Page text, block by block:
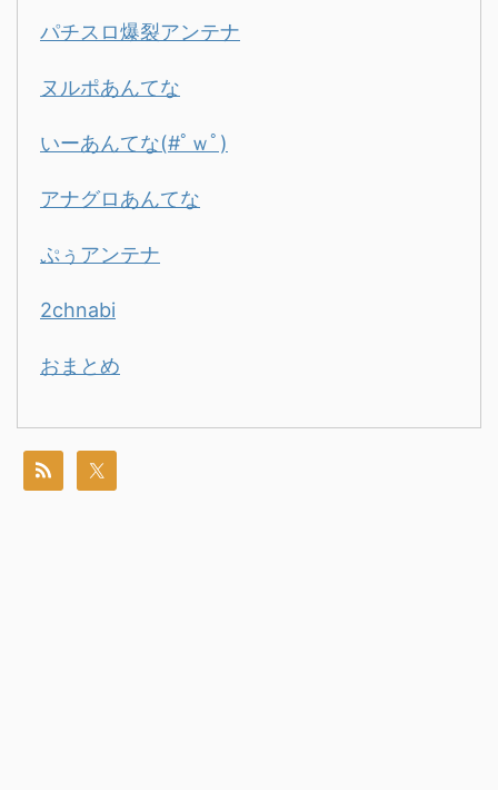
パチスロ爆裂アンテナ
ヌルポあんてな
いーあんてな(#ﾟｗﾟ)
アナグロあんてな
ぷぅアンテナ
2chnabi
おまとめ